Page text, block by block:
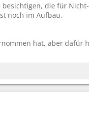
die für
noch im Aufbau.
hat, aber